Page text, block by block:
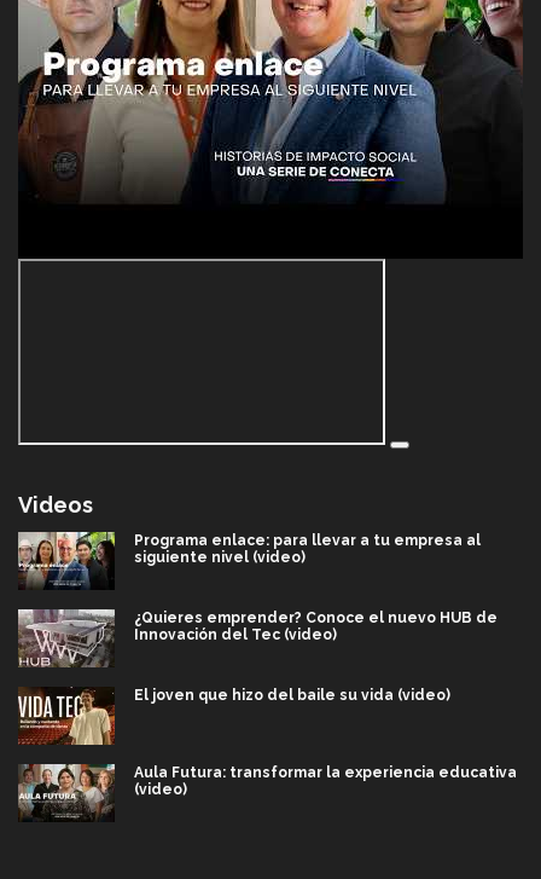
Videos
Programa enlace: para llevar a tu empresa al
siguiente nivel (video)
¿Quieres emprender? Conoce el nuevo HUB de
Innovación del Tec (video)
El joven que hizo del baile su vida (video)
Aula Futura: transformar la experiencia educativa
(video)